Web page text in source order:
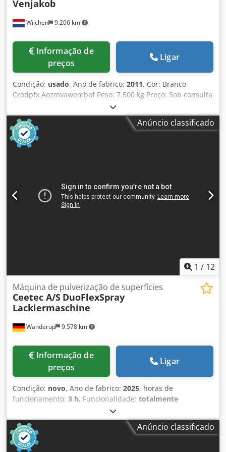
Wijchen 9.206 km
Venjakob
preços
Ligar
Condição: usado, Ano de fabrico: 2011, Cor: Branco
Crodpfx Aozmvawembof Peso: 7.500 kg Preço: Sob consulta
- Ano de fabricação: 2011 - Documentação disponível: Sim -
Certificado CE: Não - Largura máxima de trabalho [mm]:
1300 - Número de cabines de pintura [unidades]: 1 - Tipo
de bomba: Wagner - Opcionais: Pistola de pintura -
Número de pistolas de pintura [unidades]: 4 - Peso para
dedutível para empresas Entrega e aceitação de
equipamentos usados possíveis a qualquer momento para
todos os produtos da área industrial Yorick Diebels
Anúncio classificado
1 / 12
Wanderup 9.578 km
Máquina de pulverização de superfícies
Ceetec A/S DuoFlexSpray
Lackiermaschine
preços
Ligar
Condição: novo, Ano de fabrico: 2025, horas de
funcionamento: 3 h, Funcionalidade: totalmente
7 m/min
trabalho (máx.):1.000 kg, largura de trabalho:2.500 mm,
vazão volumétrica:
, ano da última revisão geral:
2025, peso total:
Anúncio classificado